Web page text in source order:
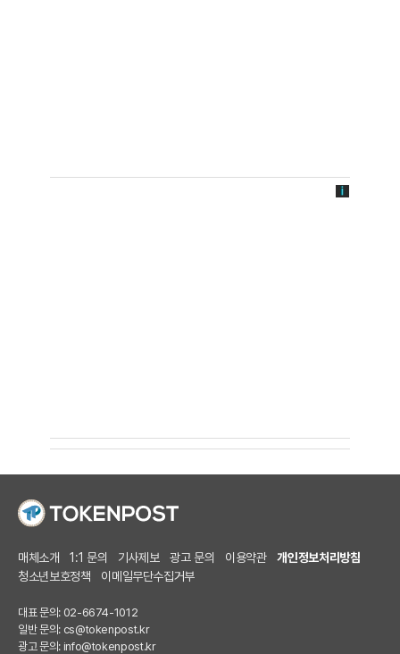
매체소개 1:1 문의 기사제보 광고 문의 이용약관
개인정보처리방침
청소년보호정책
이메일무단수집거부
대표 문의: 02-6674-1012
일반 문의: cs@tokenpost.kr
광고 문의: info@tokenpost.kr